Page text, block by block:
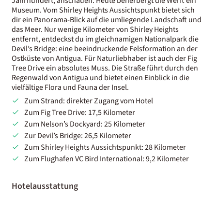
Museum. Vom Shirley Heights Aussichtspunkt bietet sich
dir ein Panorama-Blick auf die umliegende Landschaft und
das Meer. Nur wenige Kilometer von Shirley Heights
entfernt, entdeckst du im gleichnamigen Nationalpark die
Devil’s Bridge: eine beeindruckende Felsformation an der
Ostküste von Antigua. Für Naturliebhaber ist auch der Fig
Tree Drive ein absolutes Muss. Die Straße führt durch den
Regenwald von Antigua und bietet einen Einblick in die
vielfältige Flora und Fauna der Insel.
Zum Strand: direkter Zugang vom Hotel
Zum Fig Tree Drive: 17,5 Kilometer
Zum Nelson’s Dockyard: 25 Kilometer
Zur Devil’s Bridge: 26,5 Kilometer
Zum Shirley Heights Aussichtspunkt: 28 Kilometer
Zum Flughafen VC Bird International: 9,2 Kilometer
Hotelausstattung